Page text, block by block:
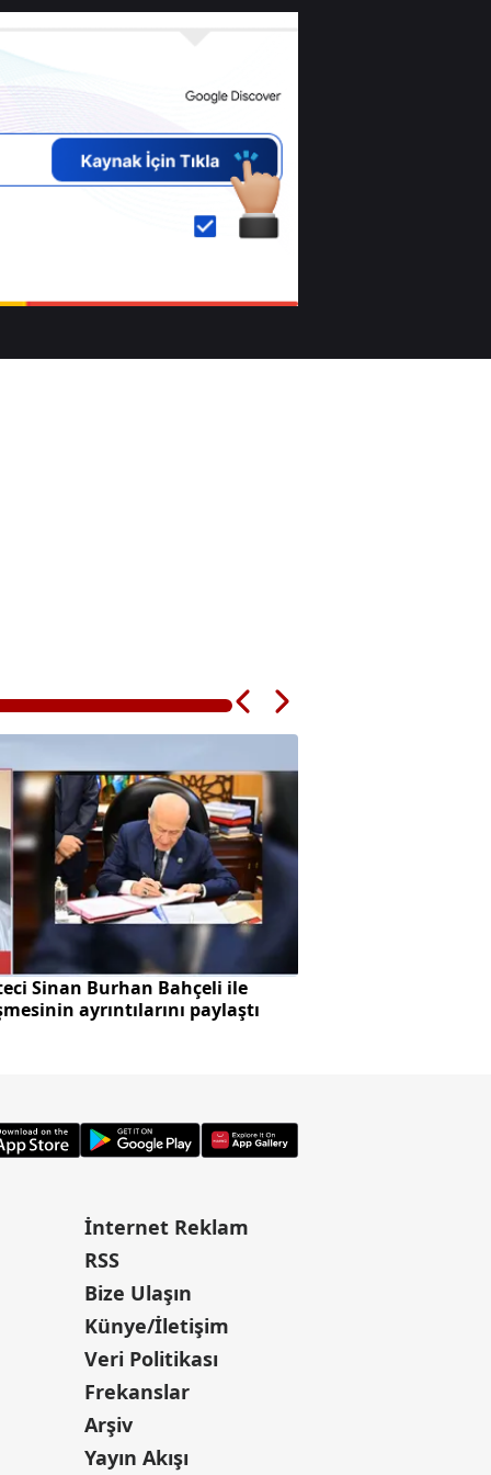
Sinan Burhan Bahçeli ile
ayrıntılarını paylaştı
İnternet Reklam
RSS
Bize Ulaşın
Künye/İletişim
Veri Politikası
Frekanslar
Arşiv
Yayın Akışı